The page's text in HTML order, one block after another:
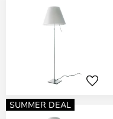
SUMMER DEAL